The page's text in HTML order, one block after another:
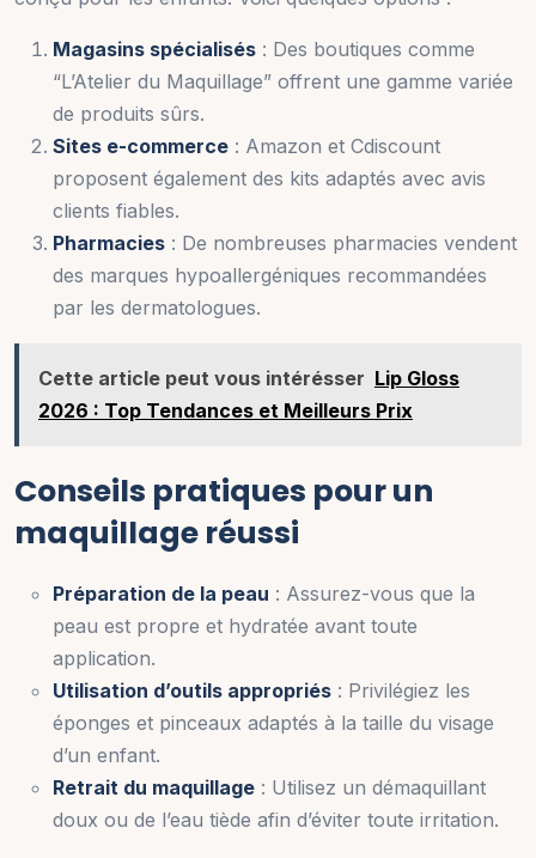
Magasins spécialisés : Des boutiques comme
“L’Atelier du Maquillage” offrent une gamme variée
de produits sûrs.
Sites e-commerce : Amazon et Cdiscount
proposent également des kits adaptés avec avis
clients fiables.
Pharmacies : De nombreuses pharmacies vendent
des marques hypoallergéniques recommandées
par les dermatologues.
Cette article peut vous intérésser Lip Gloss
2026 : Top Tendances et Meilleurs Prix
Conseils pratiques pour un
maquillage réussi
Préparation de la peau : Assurez-vous que la
peau est propre et hydratée avant toute
application.
Utilisation d’outils appropriés : Privilégiez les
éponges et pinceaux adaptés à la taille du visage
d’un enfant.
Retrait du maquillage : Utilisez un démaquillant
doux ou de l’eau tiède afin d’éviter toute irritation.